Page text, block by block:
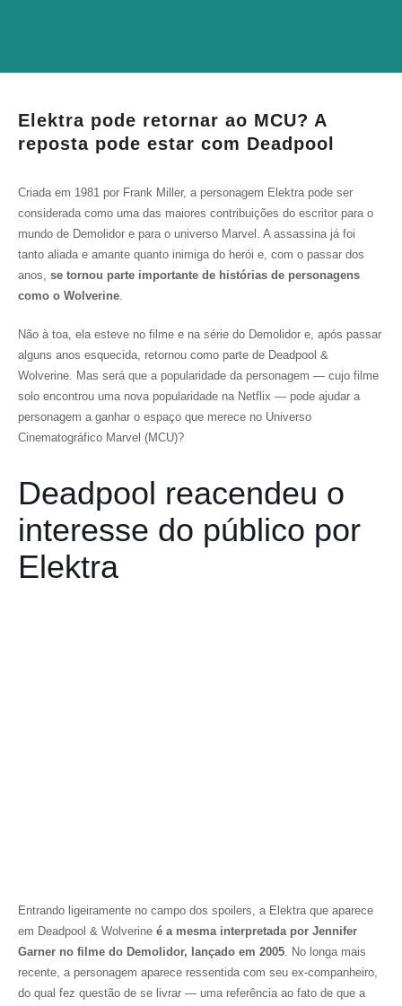
Elektra pode retornar ao MCU? A
reposta pode estar com Deadpool
Criada em 1981 por Frank Miller, a personagem Elektra pode ser
considerada como uma das maiores contribuições do escritor para o
mundo de Demolidor e para o universo Marvel. A assassina já foi
tanto aliada e amante quanto inimiga do herói e, com o passar dos
anos, se tornou parte importante de histórias de personagens
como o Wolverine.
Não à toa, ela esteve no filme e na série do Demolidor e, após passar
alguns anos esquecida, retornou como parte de Deadpool &
Wolverine. Mas será que a popularidade da personagem — cujo filme
solo encontrou uma nova popularidade na Netflix — pode ajudar a
personagem a ganhar o espaço que merece no Universo
Cinematográfico Marvel (MCU)?
Deadpool reacendeu o
interesse do público por
Elektra
Entrando ligeiramente no campo dos spoilers, a Elektra que aparece
em Deadpool & Wolverine é a mesma interpretada por Jennifer
Garner no filme do Demolidor, lançado em 2005. No longa mais
recente, a personagem aparece ressentida com seu ex-companheiro,
do qual fez questão de se livrar — uma referência ao fato de que a